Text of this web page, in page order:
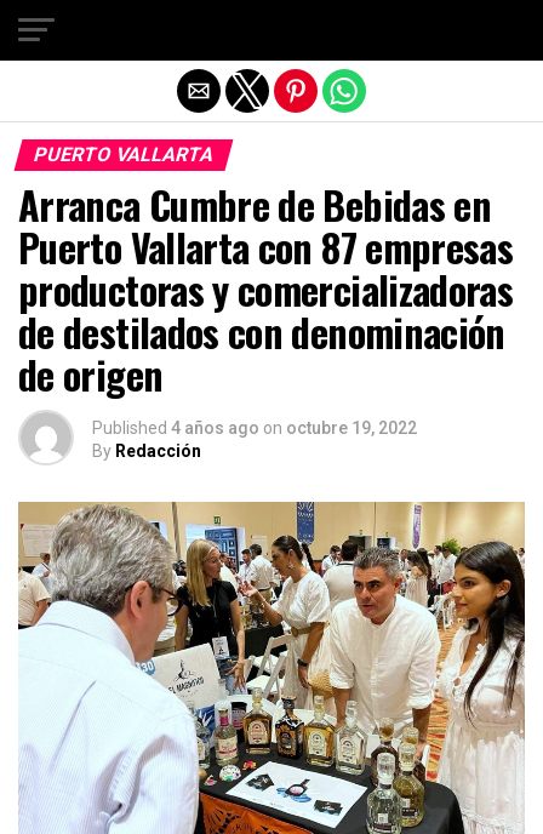
PUERTO VALLARTA
Arranca Cumbre de Bebidas en
Puerto Vallarta con 87 empresas
productoras y comercializadoras
de destilados con denominación
de origen
Published 4 años ago on octubre 19, 2022
By Redacción